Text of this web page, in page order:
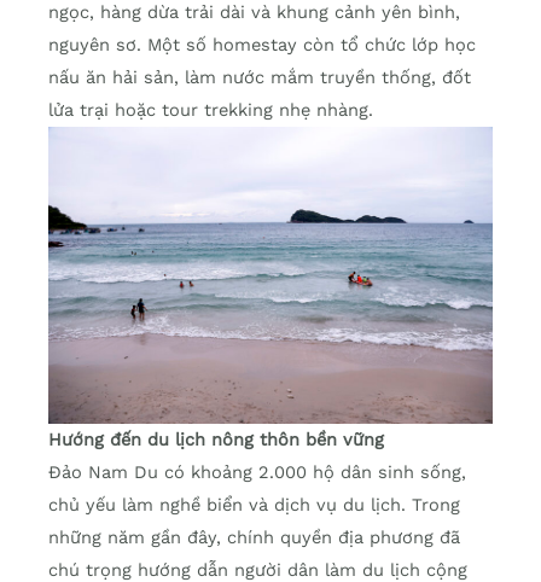
ngọc, hàng dừa trải dài và khung cảnh yên bình,
nguyên sơ. Một số homestay còn tổ chức lớp học
nấu ăn hải sản, làm nước mắm truyền thống, đốt
lửa trại hoặc tour trekking nhẹ nhàng.
Hướng đến du lịch nông thôn bền vững
Đảo Nam Du có khoảng 2.000 hộ dân sinh sống,
chủ yếu làm nghề biển và dịch vụ du lịch. Trong
những năm gần đây, chính quyền địa phương đã
chú trọng hướng dẫn người dân làm du lịch cộng